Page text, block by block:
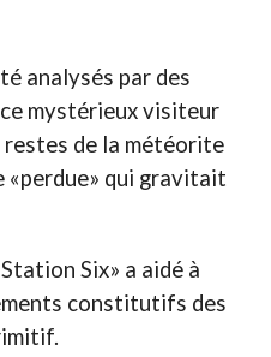
analysés par des
ce mystérieux visiteur
de la météorite
«perdue» qui gravitait
Six» a aidé à
constitutifs des